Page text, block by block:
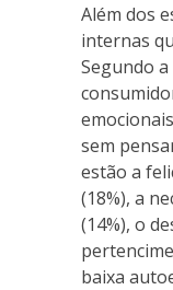
Além dos
internas
Segundo a
sem
estão a
(18%), a
(14%), o
baixa